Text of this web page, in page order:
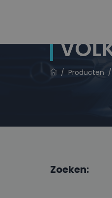
/ Producten /
Zoeken: